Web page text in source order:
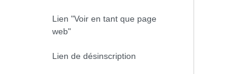
Lien "Voir en tant que page
web"
Lien de désinscription